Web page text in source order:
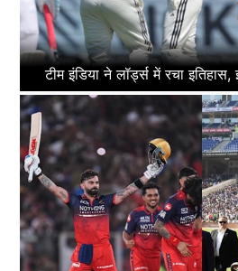
टीम इंडिया ने लॉर्ड्स में रचा